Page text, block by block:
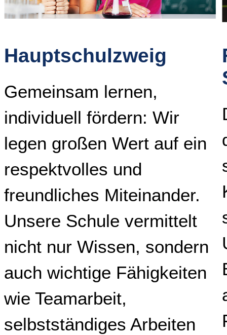
Hauptschulzweig
Gemeinsam lernen,
individuell fördern: Wir
legen großen Wert auf ein
respektvolles und
freundliches Miteinander.
Unsere Schule vermittelt
nicht nur Wissen, sondern
auch wichtige Fähigkeiten
wie Teamarbeit,
selbstständiges Arbeiten